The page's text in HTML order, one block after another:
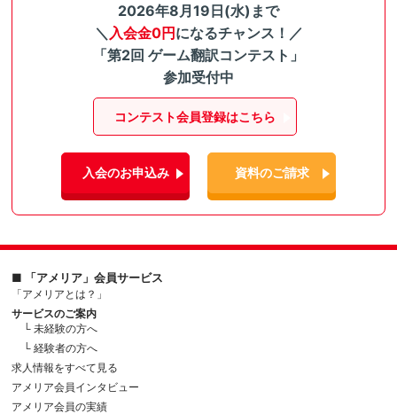
2026年8月19日(水)まで
＼ 入会金0円になるチャンス！／
「第2回 ゲーム翻訳コンテスト」
参加受付中
コンテスト会員登録はこちら
入会のお申込み 資料のご請求
■ 「アメリア」会員サービス
「アメリアとは？」
サービスのご案内
└ 未経験の方へ
└ 経験者の方へ
求人情報をすべて見る
アメリア会員インタビュー
アメリア会員の実績